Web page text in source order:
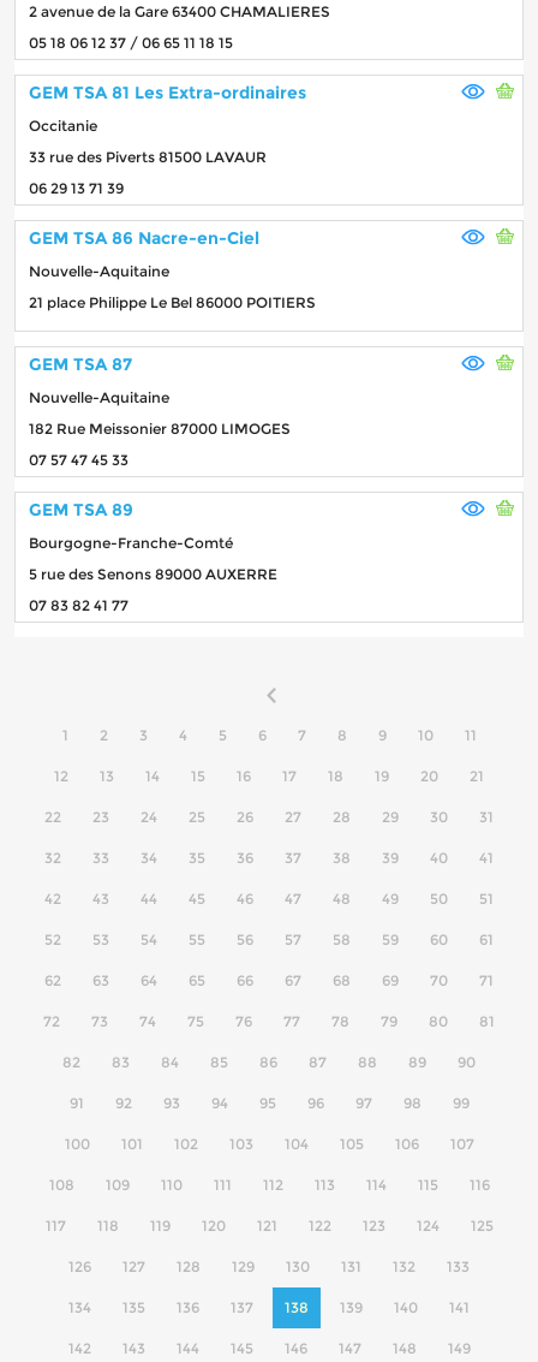
2 avenue de la Gare 63400 CHAMALIERES
05 18 06 12 37 / 06 65 11 18 15
GEM TSA 81 Les Extra-ordinaires
Occitanie
33 rue des Piverts 81500 LAVAUR
06 29 13 71 39
GEM TSA 86 Nacre-en-Ciel
Nouvelle-Aquitaine
21 place Philippe Le Bel 86000 POITIERS
GEM TSA 87
Nouvelle-Aquitaine
182 Rue Meissonier 87000 LIMOGES
07 57 47 45 33
GEM TSA 89
Bourgogne-Franche-Comté
5 rue des Senons 89000 AUXERRE
07 83 82 41 77
1 2 3 4 5 6 7 8 9 10 11
12 13 14 15 16 17 18 19 20 21
22 23 24 25 26 27 28 29 30 31
32 33 34 35 36 37 38 39 40 41
42 43 44 45 46 47 48 49 50 51
52 53 54 55 56 57 58 59 60 61
62 63 64 65 66 67 68 69 70 71
72 73 74 75 76 77 78 79 80 81
82 83 84 85 86 87 88 89 90
91 92 93 94 95 96 97 98 99
100 101 102 103 104 105 106 107
108 109 110 111 112 113 114 115 116
117 118 119 120 121 122 123 124 125
126 127 128 129 130 131 132 133
134 135 136 137 138 139 140 141
142 143 144 145 146 147 148 149